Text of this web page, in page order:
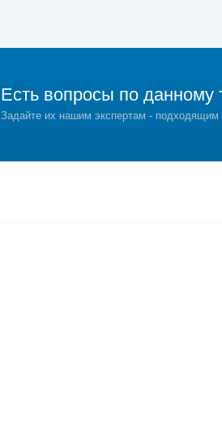
Есть вопросы по данному
Задайте их нашим экспертам - подходящим